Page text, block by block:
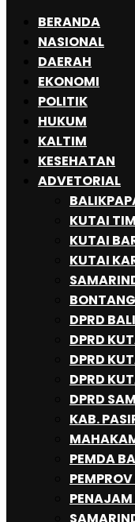
BERANDA
NASIONAL
DAERAH
EKONOMI
POLITIK
HUKUM
KALTIM
KESEHATAN
ADVETORIAL
KUTAI
KUTAI
KUTAI
BONTANG
DPRD
DPRD
DPRD
DPRD
DPRD
KAB.
PEMDA
PENAJAM